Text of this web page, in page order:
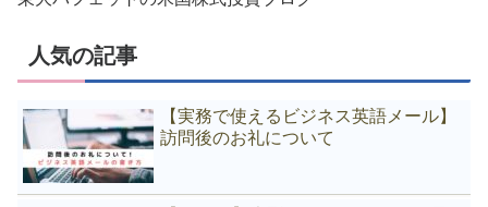
人気の記事
【実務で使えるビジネス英語メール】
訪問後のお礼について